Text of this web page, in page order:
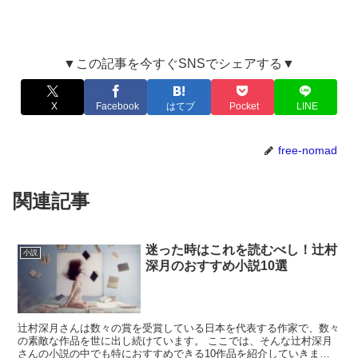
▼この記事を今すぐSNSでシェアする▼
X Facebook はてブ Pocket LINE
free-nomad
関連記事
小説
迷った時はこれを読むべし！辻村
深月のおすすめ小説10選
辻村深月さんは数々の賞を受賞している日本を代表する作家で、数々
の素敵な作品を世に出し続けています。 ここでは、そんな辻村深月
さんの小説の中でも特におすすめできる10作品を紹介していきます